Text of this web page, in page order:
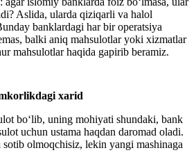
Aslida, ularda qiziqarli va halol
banklardagi har bir operatsiya
balki aniq mahsulotlar yoki xizmatlar
mahsulotlar haqida gapirib beramiz.
xarid
bo‘lib, uning mohiyati shundaki, bank
uchun ustama haqdan daromad oladi.
olmoqchisiz, lekin yangi mashinaga